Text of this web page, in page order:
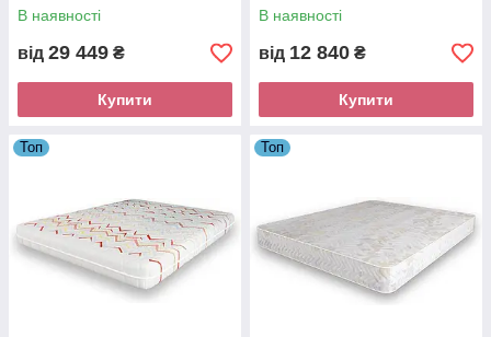
В наявності
від 29 449 ₴
Купити
В наявності
від 12 840 ₴
Купити
Топ Топ